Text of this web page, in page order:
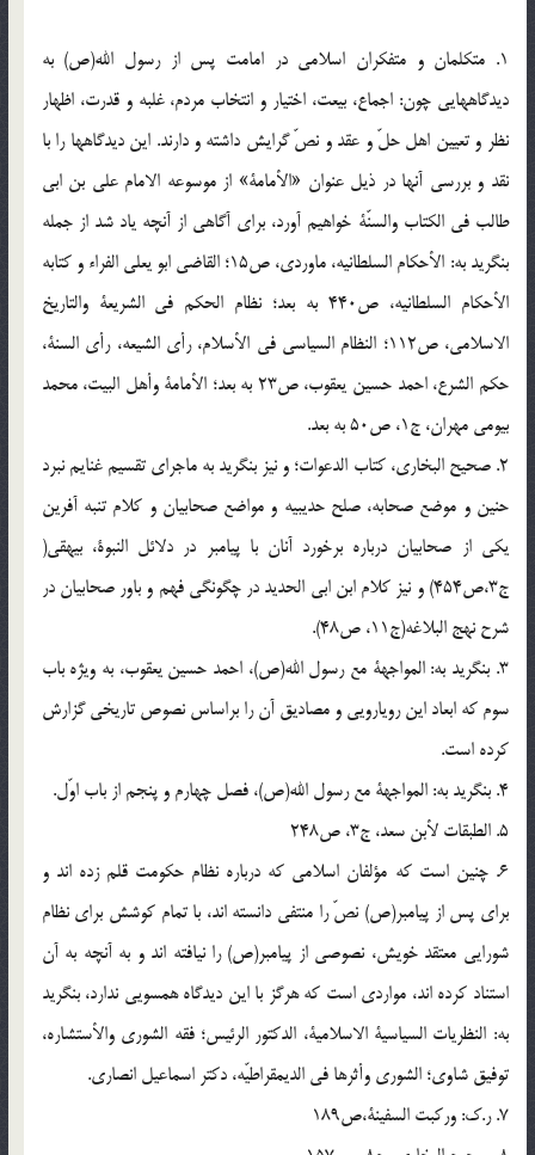
1. متكلمان و متفكران اسلامى در امامت پس از رسول الله(ص) به
ديدگاههايى چون: اجماع، بيعت، اختيار و انتخاب مردم، غلبه و قدرت، اظهار
نظر و تعيين اهل حلّ و عقد و نصّ گرايش داشته و دارند. اين ديدگاهها را با
نقد و بررسى آنها در ذيل عنوان «الأمامة» از موسوعه الامام على بن ابى
طالب فى الكتاب والسنّة خواهيم آورد، براى آگاهى از آنچه ياد شد از جمله
بنگريد به: الأحكام السلطانيه، ماوردى، ص15؛ القاضى ابو يعلى الفراء و كتابه
الأحكام السلطانيه، ص440 به بعد؛ نظام الحكم فى الشريعة والتاريخ
الاسلامى، ص112؛ النظام السياسى فى الأسلام، رأى الشيعه، رأى السنة،
حكم الشرع، احمد حسين يعقوب، ص23 به بعد؛ الأمامة وأهل البيت، محمد
بيومى مهران، ج1، ص50 به بعد.
2. صحيح البخارى، كتاب الدعوات؛ و نيز بنگريد به ماجراى تقسيم غنايم نبرد
حنين و موضع صحابه، صلح حديبيه و مواضع صحابيان و كلام تنبه آفرين
يكى از صحابيان درباره برخورد آنان با پيامبر در دلائل النبوة، بيهقى(
ج3،ص454) و نيز كلام ابن ابى الحديد در چگونگى فهم و باور صحابيان در
شرح نهج البلاغه(ج11، ص48).
3. بنگريد به: المواجهة مع رسول الله(ص)، احمد حسين يعقوب، به ويژه باب
سوم كه ابعاد اين رويارويى و مصاديق آن را براساس نصوص تاريخى گزارش
كرده است.
4. بنگريد به: المواجهة مع رسول الله(ص)، فصل چهارم و پنجم از باب اوّل.
5. الطبقات لأبن سعد، ج3، ص248
6. چنين است كه مؤلفان اسلامى كه درباره نظام حكومت قلم زده اند و
براى پس از پيامبر(ص) نصّ را منتفى دانسته اند، با تمام كوشش براى نظام
شورايى معتقد خويش، نصوصى از پيامبر(ص) را نيافته اند و به آنچه به آن
استناد كرده اند، مواردى است كه هرگز با اين ديدگاه همسويى ندارد، بنگريد
به: النظريات السياسية الاسلامية، الدكتور الرئيس؛ فقه الشورى والأستشاره،
توفيق شاوى؛ الشورى وأثرها فى الديمقراطيّه، دكتر اسماعيل انصارى.
7. ر.ك: وركبت السفينة،ص189